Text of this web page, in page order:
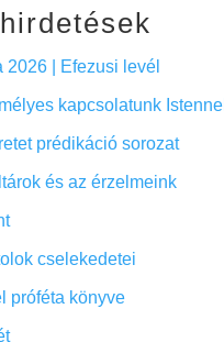
2026 | Efezusi levél
kapcsolatunk Istennel
prédikáció sorozat
és az érzelmeink
cselekedetei
próféta könyve